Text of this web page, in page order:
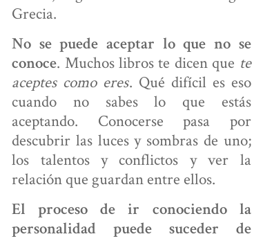
TU CARTA
ÁREA
Grecia.
No se puede aceptar lo que no se
conoce. Muchos libros te dicen que te
aceptes como eres. Qué difícil es eso
cuando no sabes lo que estás
aceptando. Conocerse pasa por
descubrir las luces y sombras de uno;
los talentos y conflictos y ver la
relación que guardan entre ellos.
El proceso de ir conociendo la
personalidad puede suceder de